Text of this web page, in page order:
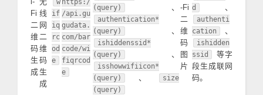
Fi
二
维
码
生
成
线
网
二
维
码
生
成
w
if
iq
rc
od
e
https:/
/api.gu
gudata.
com/bar
code/wi
fiqrcod
e
(query)
、
authentication*
(query)
、
ishiddenssid*
(query)
、
isshowwifiicon*
(query)
、
size
(query)
-Fi
二
维
码
图
片
d
、
authenti
cation
、
ishidden
ssid
等字
段生成联网
码。